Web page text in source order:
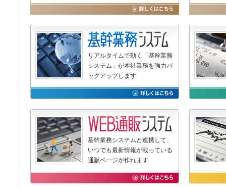
リアルタイムで動く「基幹業務
システム」が本社業務を強力バ
ックアップします
基幹業務システムと連携して、
いつでも最新情報が載っている
通販ページが作れます